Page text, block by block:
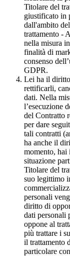
Titolare del
giustificato in
dall'ambito
trattamento -
nella misura
finalità di
consenso
GDPR.
Lei ha il
rettificarli,
dati. Nella
l’esecuzione
del Contratto
per dare
tali contratti
ha anche il
momento, hai
situazione
Titolare del
suo legittimo
personali
diritto di
dati personali
oppone al
più trattare i
il trattamento
particolare